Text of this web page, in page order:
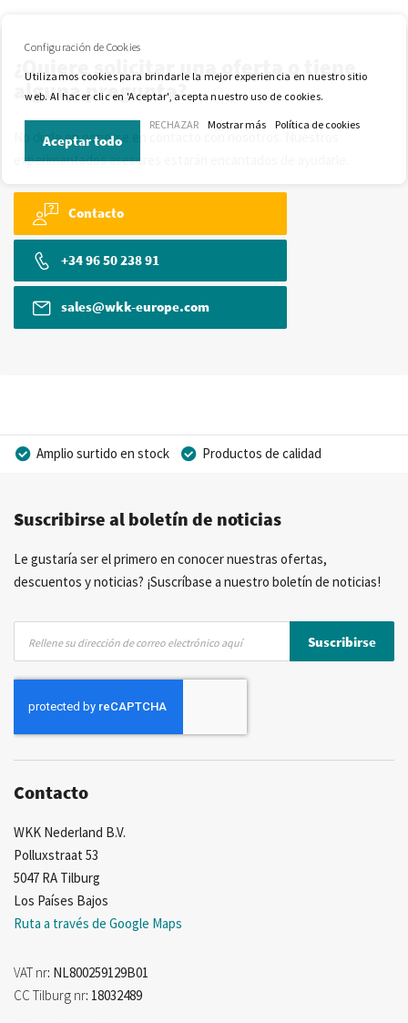
¿Quiere solicitar una oferta o tiene
alguna pregunta?
No dude en ponerse en contacto con nosotros. Nuestros
experimentados asesores estarán encantados de ayudarle.
Contacto
+34 96 50 238 91
sales@wkk-europe.com
Amplio surtido en stock
Productos de calidad
Asesoramiento personal
Más de 40 años de experiencia
Posibilidad de crear marca privada
Suscribirse al boletín de noticias
Le gustaría ser el primero en conocer nuestras ofertas,
descuentos y noticias? ¡Suscríbase a nuestro boletín de noticias!
nuestro
boletín
Suscribirse
Contacto
WKK Nederland B.V.
Polluxstraat 53
5047 RA Tilburg
Los Países Bajos
Ruta a través de Google Maps
VAT nr: NL800259129B01
CC Tilburg nr: 18032489
Configuración de Cookies
Utilizamos cookies para brindarle la mejor experiencia en nuestro sitio
web. Al hacer clic en 'Aceptar', acepta nuestro uso de cookies.
Aceptar todo
RECHAZAR Mostrar más Política de cookies